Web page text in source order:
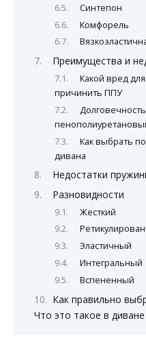
Синтепон
Комфорель
Преимущества и
Какой вред
причинить ППУ
Как выбрать
дивана
Недостатки
Разновидности
Жесткий
Эластичный
Интегральный
Вспененный
Как правильно
Что это такое в диване